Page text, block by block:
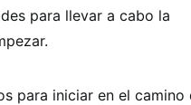
para llevar a cabo la
para iniciar en el camino